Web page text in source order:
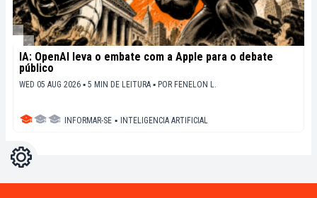
IA: OpenAI leva o embate com a Apple para o debate
público
WED 05 AUG 2026 ▪ 5 MIN DE LEITURA ▪ POR FENELON L.
INFORMAR-SE ▪ INTELIGENCIA ARTIFICIAL
Configurações